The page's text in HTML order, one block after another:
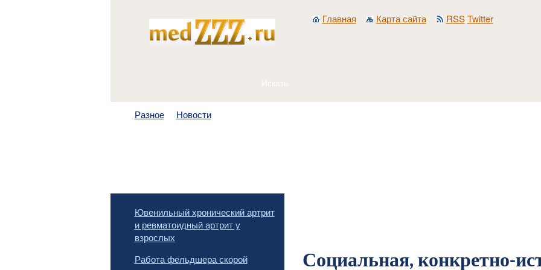
Главная Карта сайта RSS Twitter
Разное Новости
Ювенильный хронический артрит
и ревматоидный артрит у
взрослых
Работа фельдшера скорой
Социальная, конкретно-